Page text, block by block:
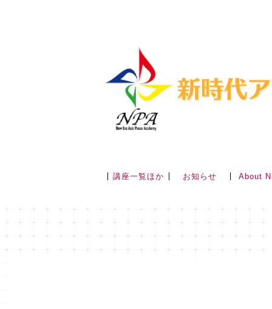
講座一覧ほか お知らせ About